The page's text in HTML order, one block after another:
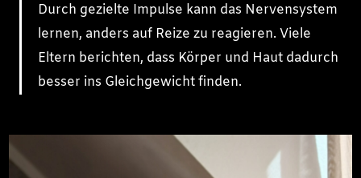
Durch gezielte Impulse kann das Nervensystem
lernen, anders auf Reize zu reagieren. Viele
Eltern berichten, dass Körper und Haut dadurch
besser ins Gleichgewicht finden.